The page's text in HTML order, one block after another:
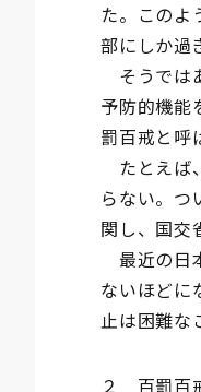
た。このよ
部にしか過
そうでは
予防的機能
罰百戒と呼
たとえば
らない。つ
関し、国交
最近の日
ないほどに
止は困難な
２ 百罰百